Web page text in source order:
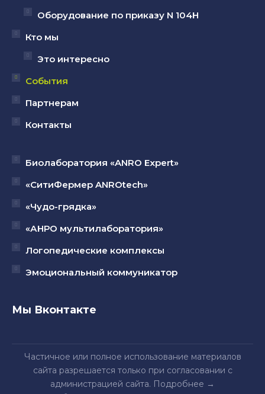
Оборудование по приказу N 104Н
Кто мы
Это интересно
События
Партнерам
Контакты
Биолаборатория «ANRO Expert»
«СитиФермер ANROtech»
«Чудо-грядка»
«АНРО мультилаборатория»
Логопедические комплексы
Эмоциональный коммуникатор
Мы Вконтакте
Частичное или полное использование материалов
сайта разрешается только при согласовании с
администрацией сайта. Подробнее →